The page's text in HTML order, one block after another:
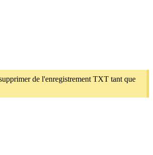
de l'enregistrement TXT tant que